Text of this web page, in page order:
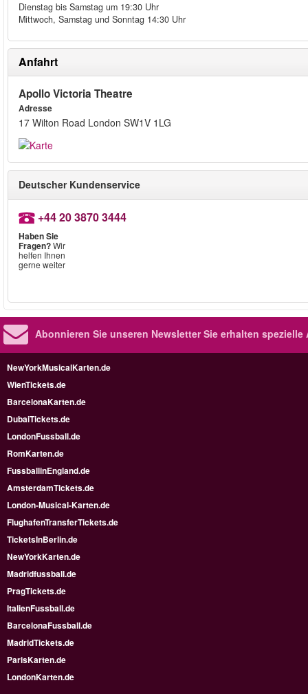
Dienstag bis Samstag um 19:30 Uhr
Mittwoch, Samstag und Sonntag 14:30 Uhr
Anfahrt
Apollo Victoria Theatre
Adresse
17 Wilton Road London SW1V 1LG
Deutscher Kundenservice
+44 20 3870 3444
Haben Sie
Fragen?Wir
helfen Ihnen
gerne weiter
Abonnieren Sie unseren NewsletterSie erhalten spezielle
NewYorkMusicalKarten.de
WienTickets.de
BarcelonaKarten.de
DubaiTickets.de
LondonFussball.de
RomKarten.de
FussballinEngland.de
AmsterdamTickets.de
London-Musical-Karten.de
FlughafenTransferTickets.de
TicketsInBerlin.de
NewYorkKarten.de
Madridfussball.de
PragTickets.de
ItalienFussball.de
BarcelonaFussball.de
MadridTickets.de
ParisKarten.de
LondonKarten.de